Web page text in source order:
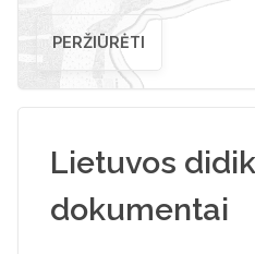
PERŽIŪRĖTI
Lietuvos
dokumentai